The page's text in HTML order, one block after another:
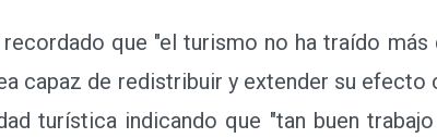
que "el turismo no ha traído más
capaz de redistribuir y extender su
turística indicando que "tan buen